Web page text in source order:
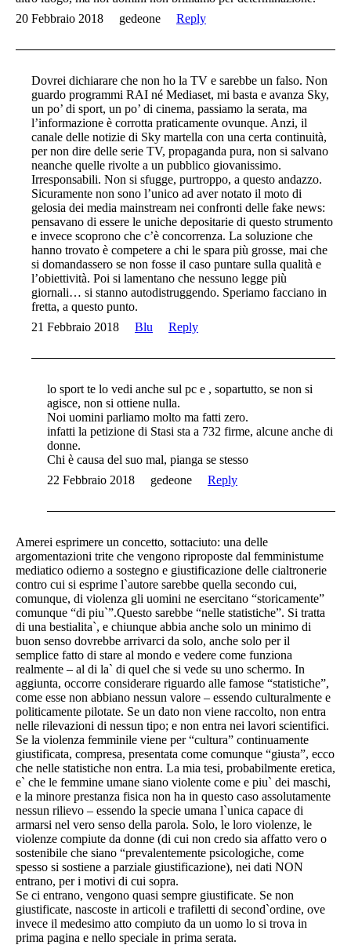
20 Febbraio 2018
gedeone Reply
Dovrei dichiarare che non ho la TV e sarebbe un falso. Non
guardo programmi RAI né Mediaset, mi basta e avanza Sky,
un po’ di sport, un po’ di cinema, passiamo la serata, ma
l’informazione è corrotta praticamente ovunque. Anzi, il
canale delle notizie di Sky martella con una certa continuità,
per non dire delle serie TV, propaganda pura, non si salvano
neanche quelle rivolte a un pubblico giovanissimo.
Irresponsabili. Non si sfugge, purtroppo, a questo andazzo.
Sicuramente non sono l’unico ad aver notato il moto di
gelosia dei media mainstream nei confronti delle fake news:
pensavano di essere le uniche depositarie di questo strumento
e invece scoprono che c’è concorrenza. La soluzione che
hanno trovato è competere a chi le spara più grosse, mai che
si domandassero se non fosse il caso puntare sulla qualità e
l’obiettività. Poi si lamentano che nessuno legge più
giornali… si stanno autodistruggendo. Speriamo facciano in
fretta, a questo punto.
21 Febbraio 2018
Blu Reply
lo sport te lo vedi anche sul pc e , sopartutto, se non si
agisce, non si ottiene nulla.
Noi uomini parliamo molto ma fatti zero.
infatti la petizione di Stasi sta a 732 firme, alcune anche di
donne.
Chi è causa del suo mal, pianga se stesso
22 Febbraio 2018
gedeone Reply
Amerei esprimere un concetto, sottaciuto: una delle
argomentazioni trite che vengono riproposte dal femministume
mediatico odierno a sostegno e giustificazione delle cialtronerie
contro cui si esprime l`autore sarebbe quella secondo cui,
comunque, di violenza gli uomini ne esercitano “storicamente”
comunque “di piu`”.Questo sarebbe “nelle statistiche”. Si tratta
di una bestialita`, e chiunque abbia anche solo un minimo di
buon senso dovrebbe arrivarci da solo, anche solo per il
semplice fatto di stare al mondo e vedere come funziona
realmente – al di la` di quel che si vede su uno schermo. In
aggiunta, occorre considerare riguardo alle famose “statistiche”,
come esse non abbiano nessun valore – essendo culturalmente e
politicamente pilotate. Se un dato non viene raccolto, non entra
nelle rilevazioni di nessun tipo; e non entra nei lavori scientifici.
Se la violenza femminile viene per “cultura” continuamente
giustificata, compresa, presentata come comunque “giusta”, ecco
che nelle statistiche non entra. La mia tesi, probabilmente eretica,
e` che le femmine umane siano violente come e piu` dei maschi,
e la minore prestanza fisica non ha in questo caso assolutamente
nessun rilievo – essendo la specie umana l`unica capace di
armarsi nel vero senso della parola. Solo, le loro violenze, le
violenze compiute da donne (di cui non credo sia affatto vero o
sostenibile che siano “prevalentemente psicologiche, come
spesso si sostiene a parziale giustificazione), nei dati NON
entrano, per i motivi di cui sopra.
Se ci entrano, vengono quasi sempre giustificate. Se non
giustificate, nascoste in articoli e trafiletti di second`ordine, ove
invece il medesimo atto compiuto da un uomo lo si trova in
prima pagina e nello speciale in prima serata.